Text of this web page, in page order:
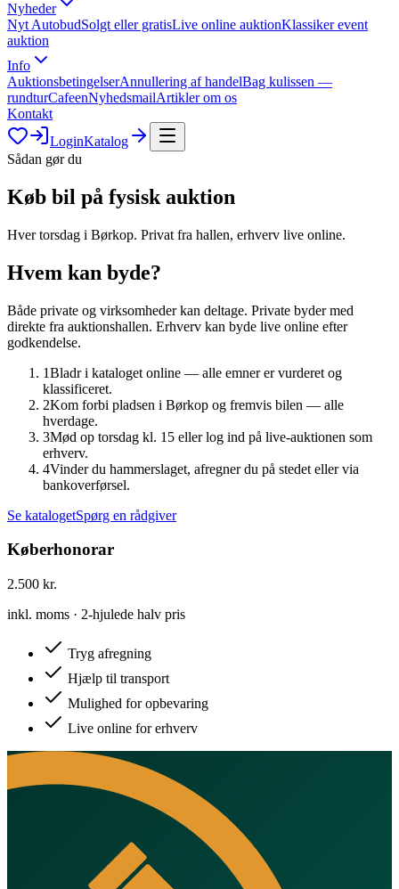
Nyheder
Nyt AutobudSolgt eller gratisLive online auktionKlassiker event
auktion
Info
AuktionsbetingelserAnnullering af handelBag kulissen —
rundturCafeenNyhedsmailArtikler om os
Kontakt
LoginKatalog
Sådan gør du
Køb bil på fysisk auktion
Hver torsdag i Børkop. Privat fra hallen, erhverv live online.
Hvem kan byde?
Både private og virksomheder kan deltage. Private byder med
direkte fra auktionshallen. Erhverv kan byde live online efter
godkendelse.
1Bladr i kataloget online — alle emner er vurderet og
klassificeret.
2Kom forbi pladsen i Børkop og fremvis bilen — alle
hverdage.
3Mød op torsdag kl. 15 eller log ind på live-auktionen som
erhverv.
4Vinder du hammerslaget, afregner du på stedet eller via
bankoverførsel.
Se katalogetSpørg en rådgiver
Køberhonorar
2.500 kr.
inkl. moms · 2-hjulede halv pris
Tryg afregning
Hjælp til transport
Mulighed for opbevaring
Live online for erhverv